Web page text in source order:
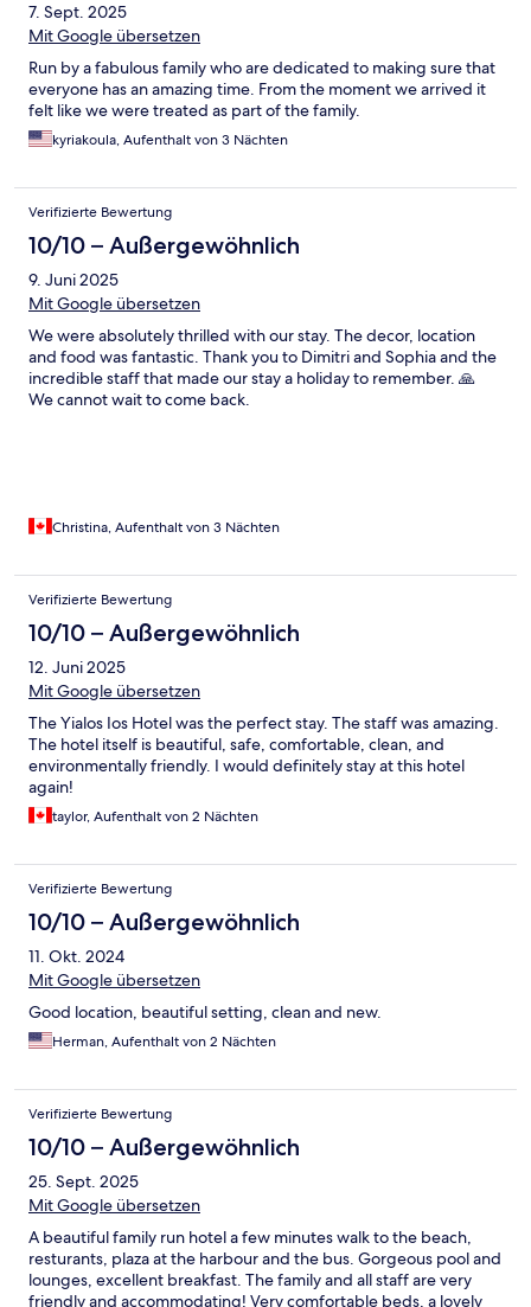
7. Sept. 2025
Mit Google übersetzen
Run by a fabulous family who are dedicated to making sure that
everyone has an amazing time. From the moment we arrived it
felt like we were treated as part of the family.
kyriakoula, Aufenthalt von 3 Nächten
Verifizierte Bewertung
10/10 – Außergewöhnlich
9. Juni 2025
Mit Google übersetzen
We were absolutely thrilled with our stay. The decor, location
and food was fantastic. Thank you to Dimitri and Sophia and the
incredible staff that made our stay a holiday to remember. 🙏
We cannot wait to come back.
Christina, Aufenthalt von 3 Nächten
Verifizierte Bewertung
10/10 – Außergewöhnlich
12. Juni 2025
Mit Google übersetzen
The Yialos Ios Hotel was the perfect stay. The staff was amazing.
The hotel itself is beautiful, safe, comfortable, clean, and
environmentally friendly. I would definitely stay at this hotel
again!
taylor, Aufenthalt von 2 Nächten
Verifizierte Bewertung
10/10 – Außergewöhnlich
11. Okt. 2024
Mit Google übersetzen
Good location, beautiful setting, clean and new.
Herman, Aufenthalt von 2 Nächten
Verifizierte Bewertung
10/10 – Außergewöhnlich
25. Sept. 2025
Mit Google übersetzen
A beautiful family run hotel a few minutes walk to the beach,
resturants, plaza at the harbour and the bus. Gorgeous pool and
lounges, excellent breakfast. The family and all staff are very
friendly and accommodating! Very comfortable beds, a lovely